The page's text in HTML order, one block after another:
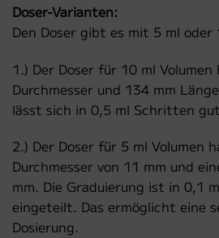
Doser-Varianten:
Den Doser gibt es mit 5 ml oder
1.) Der Doser für 10 ml
Durchmesser und 134 mm
lässt sich in 0,5 ml Schritten
2.) Der Doser für 5 ml Volumen
Durchmesser von 11 mm und
mm. Die Graduierung ist in 0,1
eingeteilt. Das ermöglicht eine
Dosierung.